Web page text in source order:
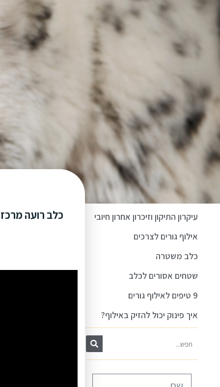
עיקרון התיקון וזיכרון אחרון חיובי
אילוף גורים לצרכים
כלב משטרה
שטחים אסורים לכלב
9 טיפים לאילוף גורים
איך פינוק יכול להזיק באילוף?